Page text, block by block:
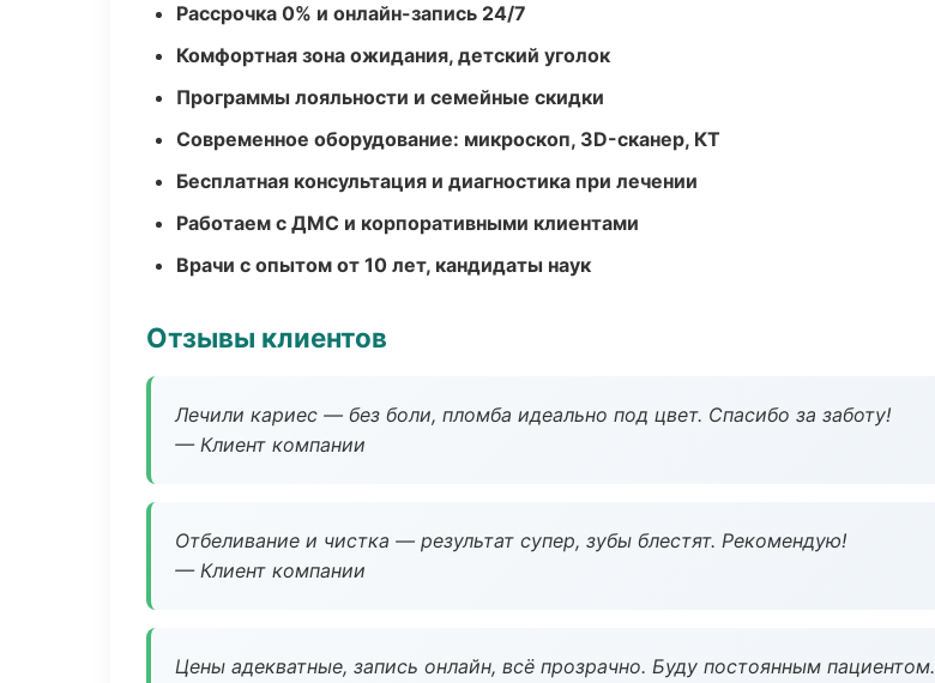
Рассрочка 0% и онлайн-запись 24/7
Комфортная зона ожидания, детский уголок
Программы лояльности и семейные скидки
Современное оборудование: микроскоп, 3D-сканер, КТ
Бесплатная консультация и диагностика при лечении
Работаем с ДМС и корпоративными клиентами
Врачи с опытом от 10 лет, кандидаты наук
Отзывы клиентов
Лечили кариес — без боли, пломба идеально под цвет. Спасибо за заботу!
— Клиент компании
Отбеливание и чистка — результат супер, зубы блестят. Рекомендую!
— Клиент компании
Цены адекватные, запись онлайн, всё прозрачно. Буду постоянным пациентом.